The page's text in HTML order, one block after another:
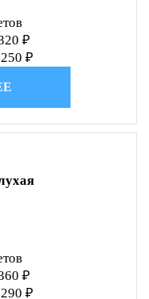
₽
₽
₽
₽